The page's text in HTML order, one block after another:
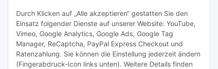
Durch Klicken auf „Alle akzeptieren“ gestatten Sie den
Einsatz folgender Dienste auf unserer Website: YouTube,
Vimeo, Google Analytics, Google Ads, Google Tag
Manager, ReCaptcha, PayPal Express Checkout und
Ratenzahlung. Sie können die Einstellung jederzeit ändern
(Fingerabdruck-Icon links unten). Weitere Details finden
Abonnieren
Informationen